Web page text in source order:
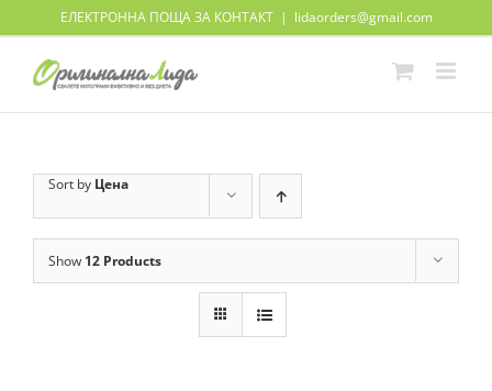
ЕЛЕКТРОННА ПОЩА ЗА КОНТАКТ | lidaorders@gmail.com
Sort by Цена
Show 12 Products